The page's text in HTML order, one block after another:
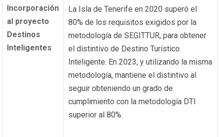
Incorporación
al proyecto
Destinos
Inteligentes
La Isla de Tenerife en 2020 superó el
80% de los requisitos exigidos por la
metodología de SEGITTUR, para obtener
el distintivo de Destino Turístico
Inteligente. En 2023, y utilizando la misma
metodología, mantiene el distintivo al
seguir obteniendo un grado de
cumplimiento con la metodología DTI
superior al 80%.